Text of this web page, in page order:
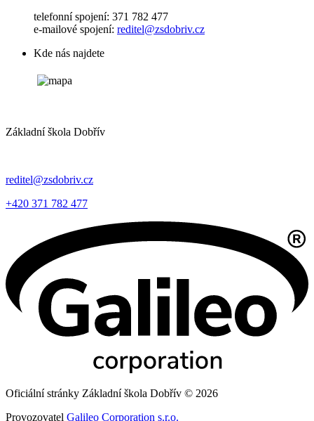
telefonní spojení: 371 782 477
e-mailové spojení: reditel@zsdobriv.cz
Kde nás najdete
Základní škola Dobřív
reditel@zsdobriv.cz
+420 371 782 477
Oficiální stránky Základní škola Dobřív © 2026
Provozovatel Galileo Corporation s.r.o.